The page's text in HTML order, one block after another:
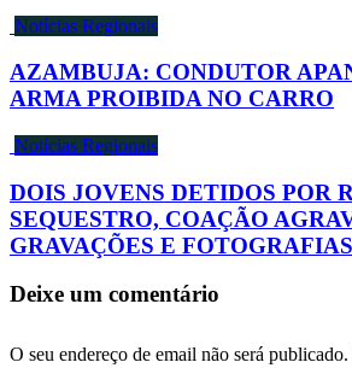
Notícias Regionais
AZAMBUJA: CONDUTOR
ARMA PROIBIDA NO CARRO
Notícias Regionais
DOIS JOVENS DETIDOS POR
SEQUESTRO, COAÇÃO
GRAVAÇÕES E
Deixe um comentário
O seu endereço de email não será publicado.